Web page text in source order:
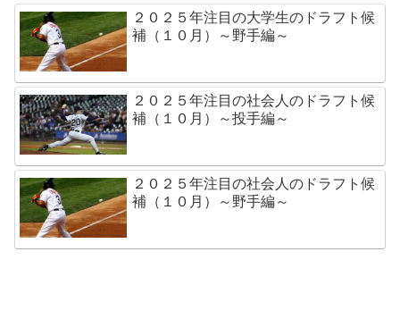
２０２５年注目の大学生のドラフト候
補（１０月）～野手編～
２０２５年注目の社会人のドラフト候
補（１０月）～投手編～
２０２５年注目の社会人のドラフト候
補（１０月）～野手編～